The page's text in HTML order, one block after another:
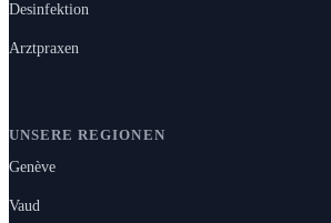
Desinfektion
Arztpraxen
UNSERE REGIONEN
Genève
Vaud